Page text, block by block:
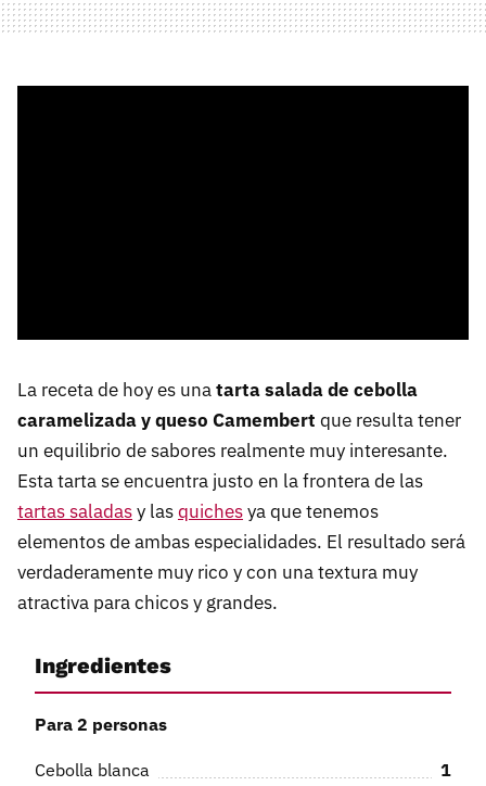
La receta de hoy es unatarta salada de cebolla
caramelizada y queso Camembert que resulta tener
un equilibrio de sabores realmente muy interesante.
Esta tarta se encuentra justo en la frontera de las
tartas saladasy lasquichesya que tenemos
elementos de ambas especialidades. El resultado será
verdaderamente muy rico y con una textura muy
atractiva para chicos y grandes.
Ingredientes
Para 2 personas
Cebolla blanca 1